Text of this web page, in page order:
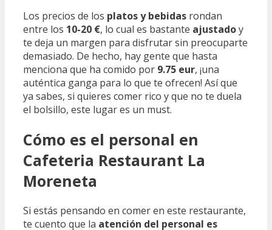
Los precios de los platos y bebidas rondan
entre los 10-20 €, lo cual es bastante ajustadoy
te deja un margen para disfrutar sin preocuparte
demasiado. De hecho, hay gente que hasta
menciona que ha comido por 9.75 eur, ¡una
auténtica ganga para lo que te ofrecen! Así que
ya sabes, si quieres comer rico y que no te duela
el bolsillo, este lugar es un must.
Cómo es el personal en
Cafeteria Restaurant La
Moreneta
Si estás pensando en comer en este restaurante,
te cuento que la atención del personal es